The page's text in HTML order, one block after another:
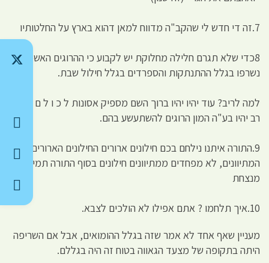
7.זה די חדש לי שהקב"ה מדווח למאן דהוא בארץ על החלטותיו
8כדי שלא תגרם חלילה מחלוקת יש לקבוע כי ההרוגים האשכנזים
נשרפו בגלל ההתנתקות והספרדים בגלל חילול שבת.
למה לריב? עוד יהיו יהיו ברוך השם מספיק אסונות ל כ ו ל ם ולכל
רב יהיו בע"ה המון הרוגים להשתעשע בהם.
9.התורה איתנו נילחם בכם חילונים ארורים החילונים הארורים הם
המתיוונים, לא מפחדים ממתיוונים חילונים בסוף התורה תמיד
מנצחת
10.איך תלחמו ? אתם אפילו לא הולכים לצבא.
מעניין שאף אחד לא אמר שזה בגלל ההומואים, אבל אם השריפה
היתה בתקופה של מצעד הגאווה בטוח זה היה בגללם.